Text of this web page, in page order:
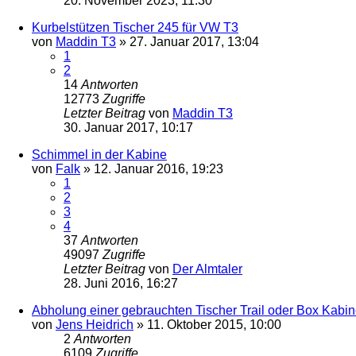
Kurbelstützen Tischer 245 für VW T3
von Maddin T3 » 27. Januar 2017, 13:04
1
2
14 Antworten
12773 Zugriffe
Letzter Beitrag von Maddin T3
30. Januar 2017, 10:17
Schimmel in der Kabine
von Falk » 12. Januar 2016, 19:23
1
2
3
4
37 Antworten
49097 Zugriffe
Letzter Beitrag von Der Almtaler
28. Juni 2016, 16:27
Abholung einer gebrauchten Tischer Trail oder Box
von Jens Heidrich » 11. Oktober 2015, 10:00
2 Antworten
6109 Zugriffe